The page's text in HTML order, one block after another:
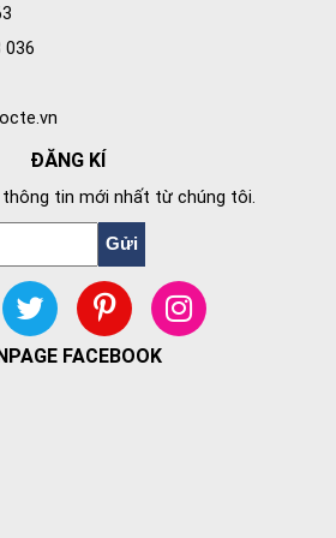
036
ĐĂNG KÍ
tin mới nhất từ chúng tôi.
FACEBOOK